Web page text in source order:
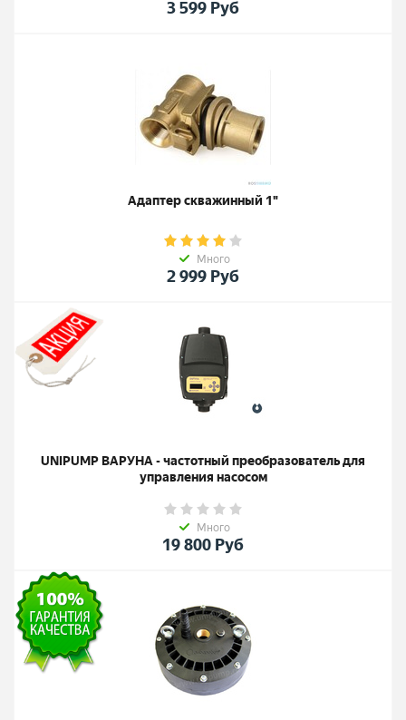
3 599 Руб
Адаптер скважинный 1"
Много
2 999 Руб
UNIPUMP ВАРУНА - частотный преобразователь для
управления насосом
Много
19 800 Руб